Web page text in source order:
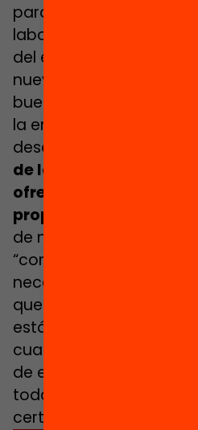
para configurar
laborales conectados
del entorno. Para
nuevas oportunidades
buen ejemplo de
la empresa.
desde el minuto cero.
de las formaciones
ofrecemos lo
propia empresa
”.
de nuevas
“complementarios de
necesitan aprendices,
que tienen que estar
están explorando
cualificación básica
de empleo para los
todavía no se han
certificados de